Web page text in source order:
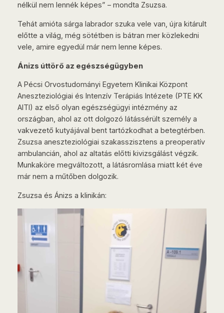
nélkül nem lennék képes” – mondta Zsuzsa.
Tehát amióta sárga labrador szuka vele van, újra kitárult
előtte a világ, még sötétben is bátran mer közlekedni
vele, amire egyedül már nem lenne képes.
Ánizs úttörő az egészségügyben
A Pécsi Orvostudományi Egyetem Klinikai Központ
Aneszteziológiai és Intenzív Terápiás Intézete (PTE KK
AITI) az első olyan egészségügyi intézmény az
országban, ahol az ott dolgozó látássérült személy a
vakvezető kutyájával bent tartózkodhat a betegtérben.
Zsuzsa aneszteziológiai szakasszisztens a preoperatív
ambulancián, ahol az altatás előtti kivizsgálást végzik.
Munkaköre megváltozott, a látásromlása miatt két éve
már nem a műtőben dolgozik.
Zsuzsa és Ánizs a klinikán: